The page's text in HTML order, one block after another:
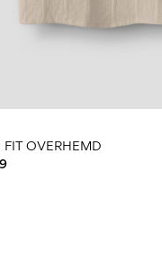
FIT OVERHEMD